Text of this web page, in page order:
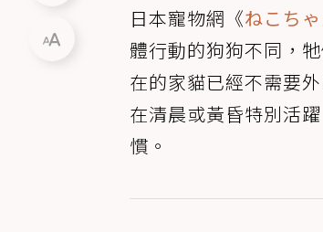
日本寵物網《ねこち
體行動的狗狗不同，
在的家貓已經不需要
在清晨或黃昏特別活
慣。